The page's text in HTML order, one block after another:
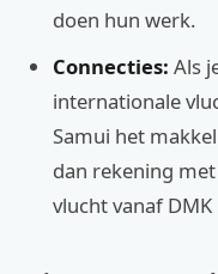
doen hun werk.
Connecties: Als
internationale
Samui het
dan rekening
vlucht vanaf